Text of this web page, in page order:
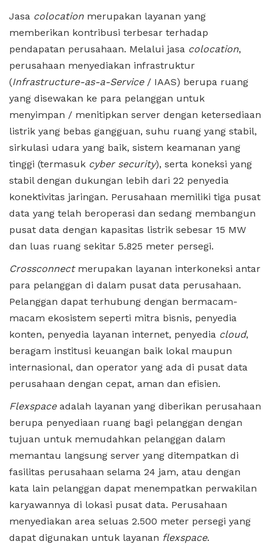
Jasa colocation merupakan layanan yang
memberikan kontribusi terbesar terhadap
pendapatan perusahaan. Melalui jasa colocation,
perusahaan menyediakan infrastruktur
(Infrastructure-as-a-Service/ IAAS) berupa ruang
yang disewakan ke para pelanggan untuk
menyimpan / menitipkan server dengan ketersediaan
listrik yang bebas gangguan, suhu ruang yang stabil,
sirkulasi udara yang baik, sistem keamanan yang
tinggi (termasuk cyber security), serta koneksi yang
stabil dengan dukungan lebih dari 22 penyedia
konektivitas jaringan. Perusahaan memiliki tiga pusat
data yang telah beroperasi dan sedang membangun
pusat data dengan kapasitas listrik sebesar 15 MW
dan luas ruang sekitar 5.825 meter persegi.
Crossconnectmerupakan layanan interkoneksi antar
para pelanggan di dalam pusat data perusahaan.
Pelanggan dapat terhubung dengan bermacam-
macam ekosistem seperti mitra bisnis, penyedia
konten, penyedia layanan internet, penyedia cloud,
beragam institusi keuangan baik lokal maupun
internasional, dan operator yang ada di pusat data
perusahaan dengan cepat, aman dan efisien.
Flexspaceadalah layanan yang diberikan perusahaan
berupa penyediaan ruang bagi pelanggan dengan
tujuan untuk memudahkan pelanggan dalam
memantau langsung server yang ditempatkan di
fasilitas perusahaan selama 24 jam, atau dengan
kata lain pelanggan dapat menempatkan perwakilan
karyawannya di lokasi pusat data. Perusahaan
menyediakan area seluas 2.500 meter persegi yang
dapat digunakan untuk layanan flexspace.